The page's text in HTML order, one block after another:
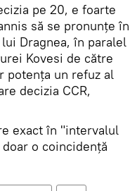
pe 20, e foarte
să se pronunțe în
Dragnea, în paralel
Kovesi de către
potența un refuz al
decizia CCR,
exact în "intervalul
o coincidență